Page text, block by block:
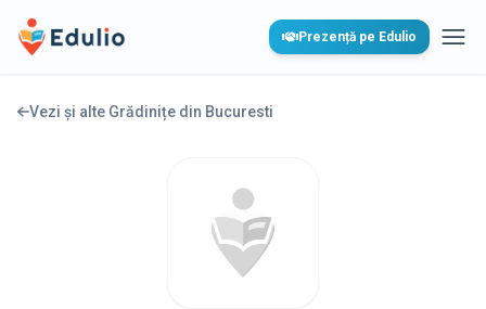
Edulio Prezență pe Edulio
Vezi și alte Grădinițe din Bucuresti